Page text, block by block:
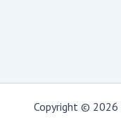
Copyright ©